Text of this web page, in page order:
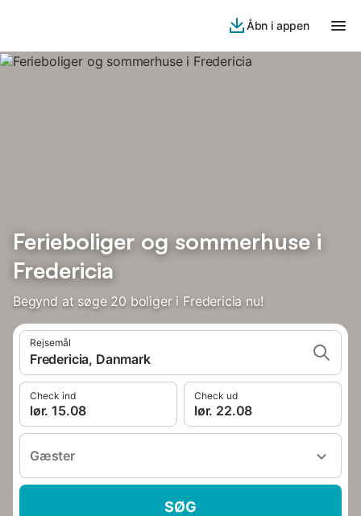
Åbn i appen
Ferieboliger og sommerhuse i
Fredericia
Begynd at søge 20 boliger i Fredericia nu!
Rejsemål
Fredericia, Danmark
Check ind
lør. 15.08
Check ud
lør. 22.08
Gæster
SØG